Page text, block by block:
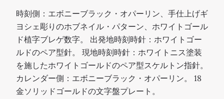
時刻側：エボニーブラック・オパーリン、手仕上げギ
ヨシェ彫りのホブネイル・パターン、ホワイトゴール
ド植字ブレゲ数字。 出発地時刻時針：ホワイトゴー
ルドのペア型針。 現地時刻時針：ホワイトニス塗装
を施したホワイトゴールドのペア型スケルトン指針。
カレンダー側：エボニーブラック・オパーリン。 18
金ソリッドゴールドの文字盤プレート。